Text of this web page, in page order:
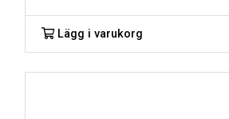
Lägg i varukorg